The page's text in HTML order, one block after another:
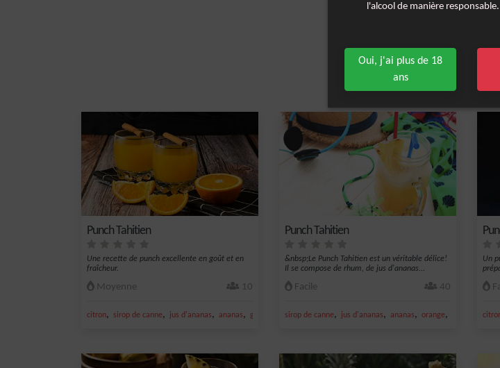
Les cocktails
Punch Tahitien
Une recette de punch excellente en goût et en
fraîcheur.
Moyenne 10
citron, sirop de canne, jus d'ananas, ananas, gousse de vanille
Punch Tahitien
&nbsp;Le Punch Tahitien est un véritable délice!
Il se compose de rhum, de jus d'ananas...
Facile 40
sirop de canne, jus d'ananas, ananas, orange, jus d'orange
Un
l'alcool de manière responsable.
Oui, j'ai plus de 18
ans